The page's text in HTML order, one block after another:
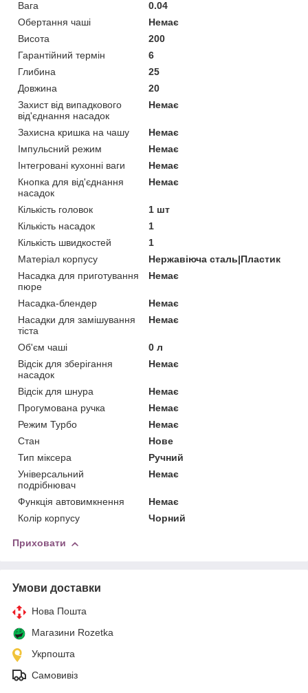
Вага
0.04
Обертання чаші
Немає
Висота
200
Гарантійний термін
6
Глибина
25
Довжина
20
Захист від випадкового
від'єднання насадок
Немає
Захисна кришка на чашу
Немає
Імпульсний режим
Немає
Інтегровані кухонні ваги
Немає
Кнопка для від'єднання
насадок
Немає
Кількість головок
1 шт
Кількість насадок
1
Кількість швидкостей
1
Матеріал корпусу
Нержавіюча сталь|Пластик
Насадка для приготування
пюре
Немає
Насадка-блендер
Немає
Насадки для замішування
тіста
Немає
Об'єм чаші
0 л
Відсік для зберігання
насадок
Немає
Відсік для шнура
Немає
Прогумована ручка
Немає
Режим Турбо
Немає
Стан
Нове
Тип міксера
Ручний
Універсальний
подрібнювач
Немає
Функція автовимкнення
Немає
Колір корпусу
Чорний
Приховати
Умови доставки
Нова Пошта
Магазини Rozetka
Укрпошта
Самовивіз